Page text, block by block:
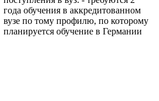
года обучения в аккредитованном
вузе по тому профилю, по которому
планируется обучение в Германии